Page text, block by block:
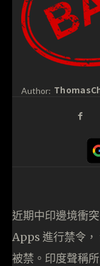
Author:
近期中印邊境衝
Apps 進行禁令
被禁。印度聲稱